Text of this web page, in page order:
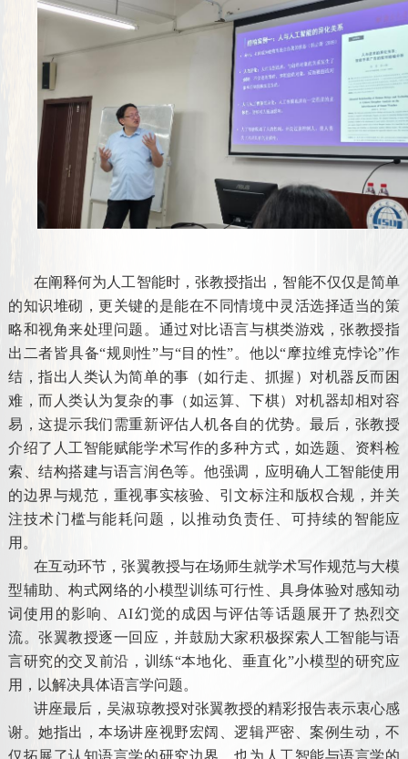
在阐释何为人工智能时，张教授指出，智能不仅仅是简单
的知识堆砌，更关键的是能在不同情境中灵活选择适当的策
略和视角来处理问题。通过对比语言与棋类游戏，张教授指
出二者皆具备“规则性”与“目的性”。他以“摩拉维克悖论”作
结，指出人类认为简单的事（如行走、抓握）对机器反而困
难，而人类认为复杂的事（如运算、下棋）对机器却相对容
易，这提示我们需重新评估人机各自的优势。最后，张教授
介绍了人工智能赋能学术写作的多种方式，如选题、资料检
索、结构搭建与语言润色等。他强调，应明确人工智能使用
的边界与规范，重视事实核验、引文标注和版权合规，并关
注技术门槛与能耗问题，以推动负责任、可持续的智能应
用。
在互动环节，张翼教授与在场师生就学术写作规范与大模
型辅助、构式网络的小模型训练可行性、具身体验对感知动
词使用的影响、 AI幻觉的成因与评估等话题展开了热烈交
流。张翼教授逐一回应，并鼓励大家积极探索人工智能与语
言研究的交叉前沿，训练“本地化、垂直化”小模型的研究应
用，以解决具体语言学问题。
讲座最后，吴淑琼教授对张翼教授的精彩报告表示衷心感
谢。她指出，本场讲座视野宏阔、逻辑严密、案例生动，不
仅拓展了认知语言学的研究边界，也为人工智能与语言学的